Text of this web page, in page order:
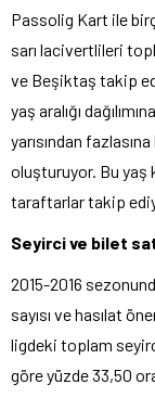
Passolig Kart ile
sarı lacivertlileri
ve Beşiktaş takip
yaş aralığı
yarısından
oluşturuyor. Bu yaş
taraftarlar takip
Seyirci ve bilet
2015-2016
sayısı ve hasılat
ligdeki toplam
göre yüzde 33,50